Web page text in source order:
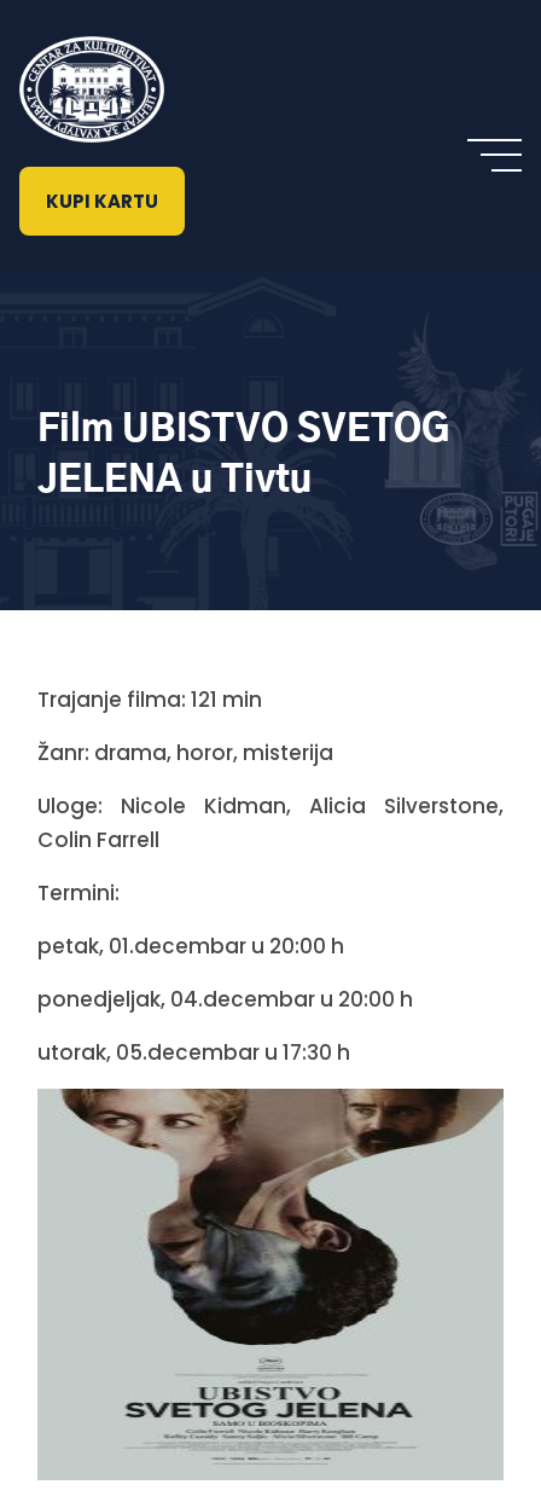
KUPI KARTU
Film UBISTVO SVETOG
JELENA u Tivtu
Trajanje filma: 121 min
Žanr: drama, horor, misterija
Uloge: Nicole Kidman, Alicia Silverstone,
Colin Farrell
Termini:
petak, 01.decembar u 20:00 h
ponedjeljak, 04.decembar u 20:00 h
utorak, 05.decembar u 17:30 h